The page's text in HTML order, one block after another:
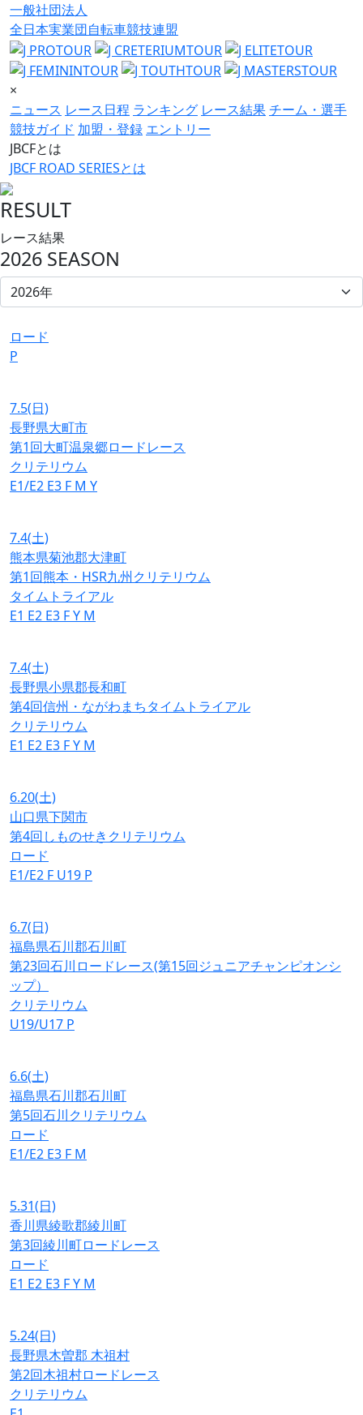
一般社団法人
全日本実業団自転車競技連盟
×
ニュース レース日程 ランキング レース結果チーム・選手
競技ガイド 加盟・登録 エントリー
JBCFとは
JBCF ROAD SERIESとは
RESULT
レース結果
2026 SEASON
ロード
P
7.5(日)
長野県大町市
第1回大町温泉郷ロードレース
クリテリウム
E1/E2 E3 F M Y
7.4(土)
熊本県菊池郡大津町
第1回熊本・HSR九州クリテリウム
タイムトライアル
E1 E2 E3 FY M
7.4(土)
長野県小県郡長和町
第4回信州・ながわまちタイムトライアル
クリテリウム
E1 E2 E3 FY M
6.20(土)
山口県下関市
第4回しものせきクリテリウム
ロード
E1/E2 F U19 P
6.7(日)
福島県石川郡石川町
第23回石川ロードレース(第15回ジュニアチャンピオンシ
ップ）
クリテリウム
U19/U17 P
6.6(土)
福島県石川郡石川町
第5回石川クリテリウム
ロード
E1/E2 E3 F M
5.31(日)
香川県綾歌郡綾川町
第3回綾川町ロードレース
ロード
E1 E2 E3 FY M
5.24(日)
長野県木曽郡 木祖村
第2回木祖村ロードレース
クリテリウム